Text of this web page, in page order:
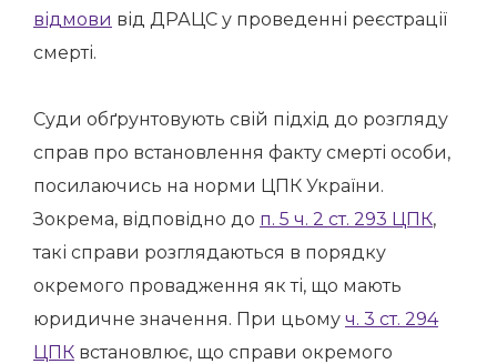
відмови від ДРАЦС у проведенні реєстрації
смерті.
Суди обґрунтовують свій підхід до розгляду
справ про встановлення факту смерті особи,
посилаючись на норми ЦПК України.
Зокрема, відповідно до п. 5 ч. 2 ст. 293 ЦПК,
такі справи розглядаються в порядку
окремого провадження як ті, що мають
юридичне значення. При цьому ч. 3 ст. 294
ЦПК встановлює, що справи окремого